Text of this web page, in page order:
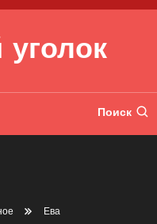
Поиск
Ева